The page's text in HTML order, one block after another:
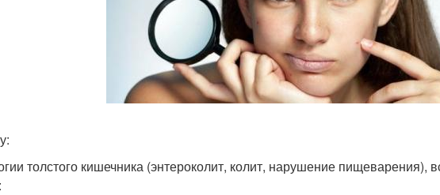
толстого кишечника (энтероколит, колит, нарушение пищеварения),